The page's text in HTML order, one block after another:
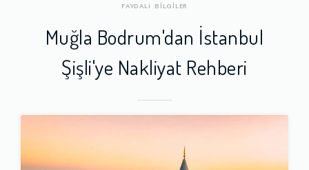
FAYDALI BİLGİLER
Muğla Bodrum'dan İstanbul
Şişli'ye Nakliyat Rehberi